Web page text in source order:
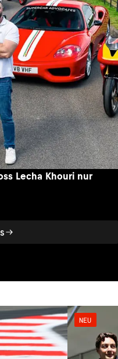
Lecha Khouri nur
NEU